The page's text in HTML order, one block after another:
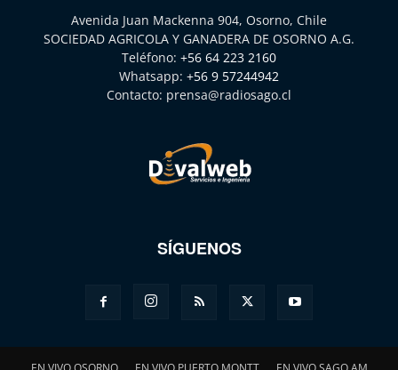
Avenida Juan Mackenna 904, Osorno, Chile
SOCIEDAD AGRICOLA Y GANADERA DE OSORNO A.G.
Teléfono: +56 64 223 2160
Whatsapp: +56 9 57244942
Contacto: prensa@radiosago.cl
SÍGUENOS